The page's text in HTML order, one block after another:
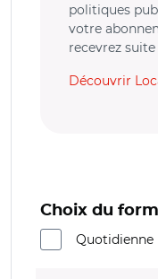
politiques
votre
recevrez
Découvrir
Choix du
Quotidienne